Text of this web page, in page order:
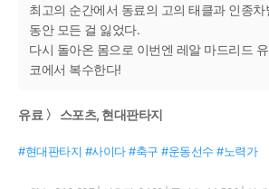
최고의 순간에서 동료의 고의 태클과 인종
동안 모든 걸 잃었다.
다시 돌아온 몸으로 이번엔 레알 마드리드
코에서 복수한다!
유료 〉 스포츠, 현대판타지
#현대판타지 #사이다 #축구 #운동선수 #노력가